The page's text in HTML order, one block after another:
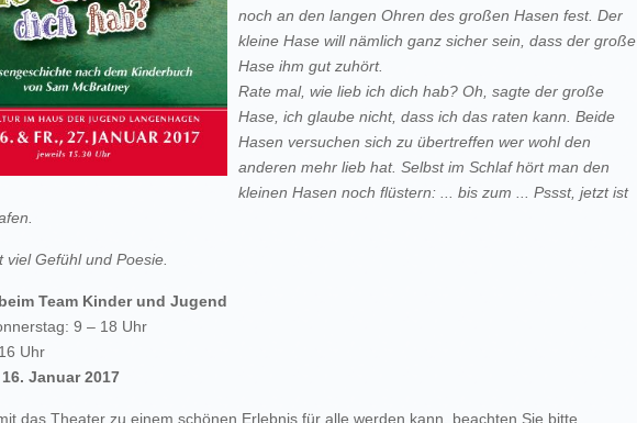
noch an den langen Ohren des großen Hasen fest. Der
kleine Hase will nämlich ganz sicher sein, dass der große
Hase ihm gut zuhört.
Rate mal, wie lieb ich dich hab? Oh, sagte der große
Hase, ich glaube nicht, dass ich das raten kann. Beide
Hasen versuchen sich zu übertreffen wer wohl den
anderen mehr lieb hat. Selbst im Schlaf hört man den
kleinen Hasen noch flüstern: ... bis zum ... Pssst, jetzt ist
viel Gefühl und Poesie.
Team Kinder und Jugend
9 – 18 Uhr
Uhr
Januar 2017
das Theater zu einem schönen Erlebnis für alle werden kann, beachten Sie bitte